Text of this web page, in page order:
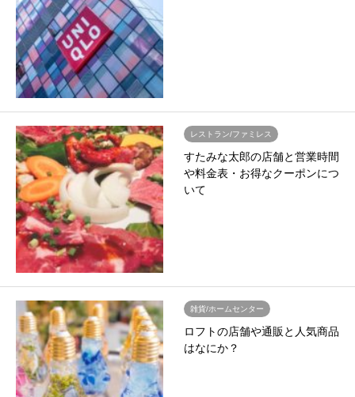
レストラン/ファミレス
すたみな太郎の店舗と営業時間
や料金表・お得なクーポンにつ
いて
雑貨/ホームセンター
ロフトの店舗や通販と人気商品
はなにか？